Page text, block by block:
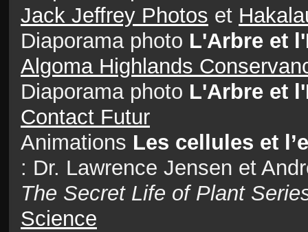
Jack Jeffrey Photos et
Diaporama photo L'Arbre et
Algoma Highlands
Diaporama photo L'Arbre et
Contact Futur
Animations Les cellules et
: Dr. Lawrence Jensen et
The Secret Life of Plant
Science